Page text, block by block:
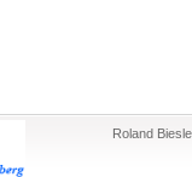
Roland